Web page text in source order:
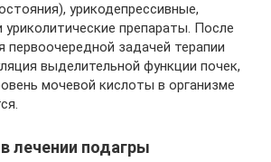
урикодепрессивные,
уриколитические препараты. После
первоочередной задачей терапии
выделительной функции почек,
мочевой кислоты в организме
лечении подагры